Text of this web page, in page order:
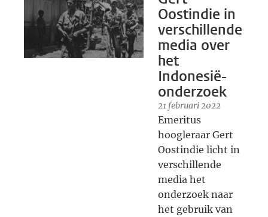
Oostindie in
verschillende
media over
het
Indonesië-
onderzoek
21 februari 2022
Emeritus
hoogleraar Gert
Oostindie licht in
verschillende
media het
onderzoek naar
het gebruik van